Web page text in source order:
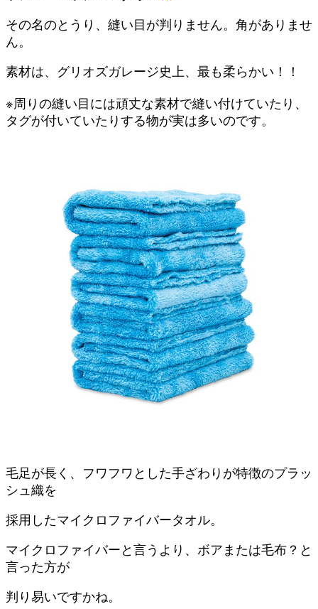
その名のとうり、縫い目が判りません。角がありませ
ん。
素材は、グリオズガレージ史上、最も柔らかい！！
※周りの縫い目には頑丈な素材で縫い付けていたり、
タグが付いていたりする物が実は多いのです。
毛足が長く、フワフワとした手ざわりが特徴のプラッ
シュ織を
採用したマイクロファイバータオル。
マイクロファイバーと言うより、ボアまたは毛布？と
言った方が
判り易いですかね。